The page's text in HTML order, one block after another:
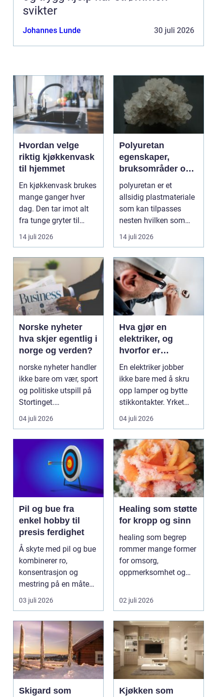
svikter
Johannes Lunde 30 juli 2026
Hvordan velge
riktig kjøkkenvask
til hjemmet
En kjøkkenvask brukes
mange ganger hver
dag. Den tar imot alt
fra tunge gryter til
skarpe kniver og ...
14 juli 2026
Polyuretan
egenskaper,
bruksområder og
fordeler i
industrien
polyuretan er et
allsidig plastmateriale
som kan tilpasses
nesten hvilken som
helst oppgave. Fra
myk...
14 juli 2026
Norske nyheter
hva skjer egentlig i
norge og verden?
norske nyheter handler
ikke bare om vær, sport
og politiske utspill på
Stortinget.
Nyhetsbildet form...
04 juli 2026
Hva gjør en
elektriker, og
hvorfor er
fagkunnskap så
viktig?
En elektriker jobber
ikke bare med å skru
opp lamper og bytte
stikkontakter. Yrket
handler om sikker...
04 juli 2026
Pil og bue fra
enkel hobby til
presis ferdighet
Å skyte med pil og bue
kombinerer ro,
konsentrasjon og
mestring på en måte
få andre aktiviteter
gjør...
03 juli 2026
Healing som støtte
for kropp og sinn
healing som begrep
rommer mange former
for omsorg,
oppmerksomhet og
som mål å s...
02 juli 2026
Skigard som
Kjøkken som